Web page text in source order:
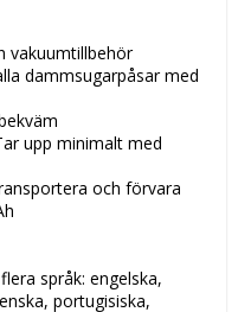
vakuumtillbehör
dammsugarpåsar med
upp minimalt med
och förvara
språk: engelska,
portugisiska,